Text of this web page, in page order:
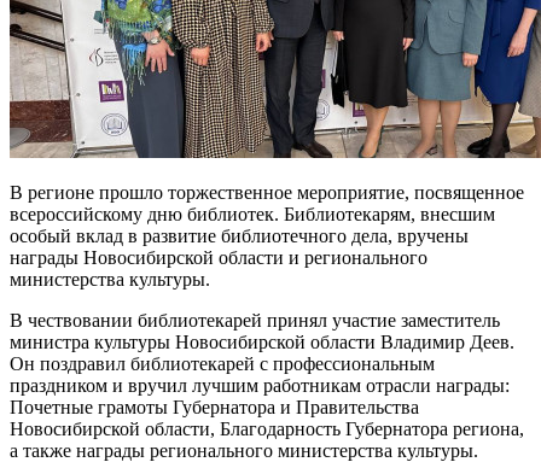
В регионе прошло торжественное мероприятие, посвященное
всероссийскому дню библиотек. Библиотекарям, внесшим
особый вклад в развитие библиотечного дела, вручены
награды Новосибирской области и регионального
министерства культуры.
В чествовании библиотекарей принял участие заместитель
министра культуры Новосибирской области Владимир Деев.
Он поздравил библиотекарей с профессиональным
праздником и вручил лучшим работникам отрасли награды:
Почетные грамоты Губернатора и Правительства
Новосибирской области, Благодарность Губернатора региона,
а также награды регионального министерства культуры.